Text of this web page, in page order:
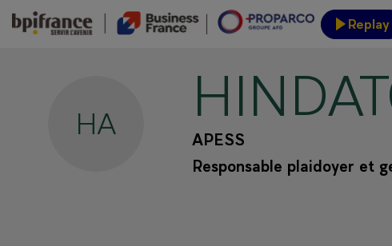
Replay
Event site
HA
APESS
Responsable plaidoyer et